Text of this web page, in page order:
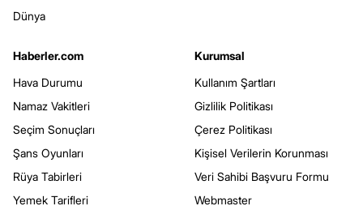
Dünya
Haberler.com
Hava Durumu
Namaz Vakitleri
Seçim Sonuçları
Şans Oyunları
Rüya Tabirleri
Yemek Tarifleri
Kurumsal
Kullanım Şartları
Gizlilik Politikası
Çerez Politikası
Kişisel Verilerin Korunması
Veri Sahibi Başvuru Formu
Webmaster